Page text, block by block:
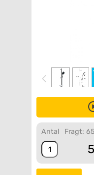
Antal Fragt: